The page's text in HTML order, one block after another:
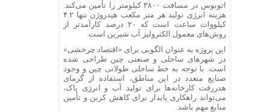
اتوبوس در مسافت ۳۸۰۰ کیلومتر را تأمین می‌کند.
هزینه انرژی تولید هر متر مکعب هیدروژن تنها ۴.۲
کیلووات ساعت است که ۲۰ درصد کارآمدتر از
روش‌های معمول الکترولیز آب شیرین است.
این پروژه به عنوان الگویی برای «اقتصاد چرخشی»
در شهرهای ساحلی و صنعتی چین طراحی شده
است. با توجه به خط ساحلی طولانی چین و وجود
صنایع متعدد در این مناطق، استفاده از گرمای
هدررفت کارخانه‌ها برای تولید آب و انرژی پاک،
می‌تواند راهکاری پایدار برای کاهش کربن و تأمین
منابع مهم باشد.